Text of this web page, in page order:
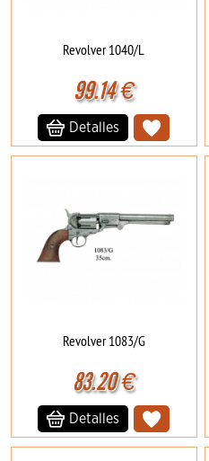
Revolver 1040/L
99.14€
Detalles
Revolver 1083/G
83.20€
Detalles